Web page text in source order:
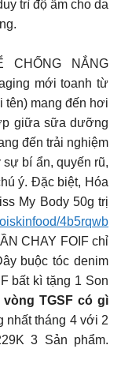
trì độ ẩm cho da
CHỐNG NẮNG
mới toanh từ
tên) mang đến hơi
giữa sữa dưỡng
đến trải nghiệm
bí ẩn, quyến rũ,
ý. Đặc biệt, Hóa
My Body 50g trị
4b5rqwb
CHAY FOIF chỉ
buộc tóc denim
bất kì tặng 1 Son
TGSF có gì
nhất tháng 4 với 2
3 Sản phẩm.